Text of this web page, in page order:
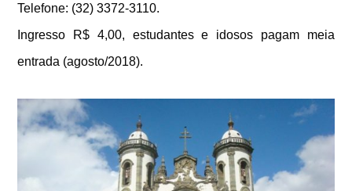
Telefone: (32) 3372-3110.
Ingresso R$ 4,00, estudantes e idosos pagam meia
entrada (agosto/2018).